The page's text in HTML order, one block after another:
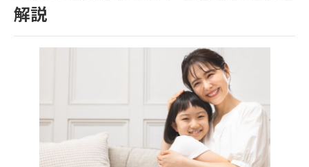
解説